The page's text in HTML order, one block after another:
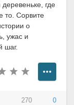
где
то. Сорвите
о
ужас и
шаг.
270 0